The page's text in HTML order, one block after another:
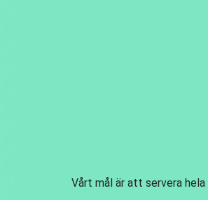
Vårt mål är att servera